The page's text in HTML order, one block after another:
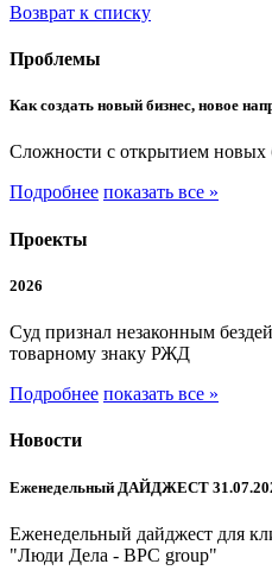
Возврат к списку
Проблемы
Как создать новый бизнес, новое
Сложности с открытием новых
Подробнее показать все »
Проекты
2026
Суд признал незаконным
товарному знаку РЖД
Подробнее показать все »
Новости
Еженедельный ДАЙДЖЕСТ
Еженедельный дайджест для
"Люди Дела - BPC group"